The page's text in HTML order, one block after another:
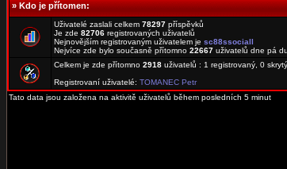
»Kdo je přítomen:
Uživatelé zaslali celkem 78297 příspěvků
Je zde 82706 registrovaných uživatelů
Nejnovějším registrovaným uživatelem je sc88ssociall
Nejvíce zde bylo současně přítomno 22667 uživatelů dne pá
Celkem je zde přítomno 2918 uživatelů : 1 registrovaný, 0
Registrovaní uživatelé: TOMANEC Petr
Tato data jsou založena na aktivitě uživatelů během posledních 5 minut